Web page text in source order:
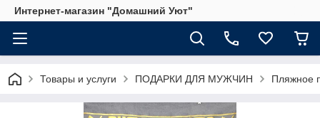
Интернет-магазин "Домашний Уют"
Товары и услуги ПОДАРКИ ДЛЯ МУЖЧИН Пляжное